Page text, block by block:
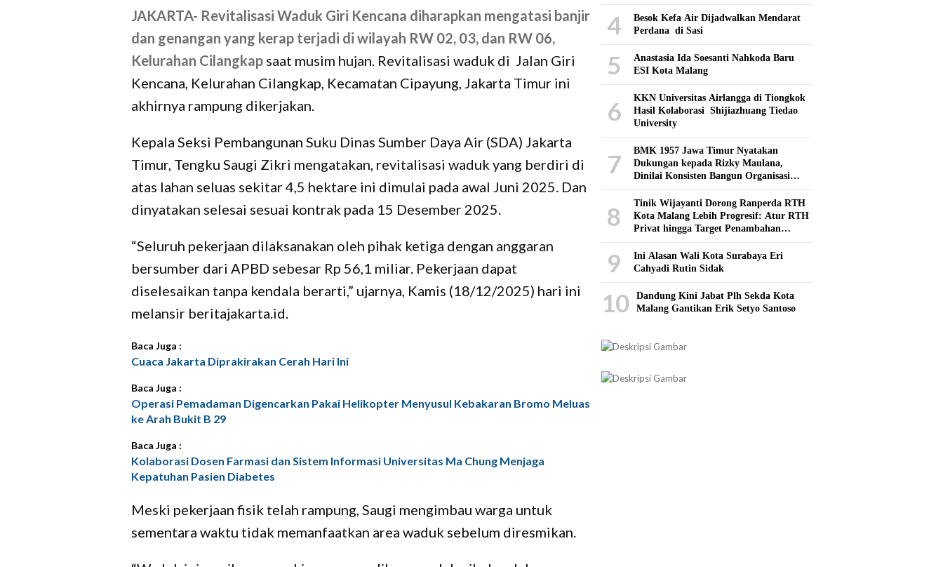
JAKARTA- Revitalisasi Waduk Giri Kencana diharapkan mengatasi banjir
dan genangan yang kerap terjadi di wilayah RW 02, 03, dan RW 06,
Kelurahan Cilangkap saat musim hujan. Revitalisasi waduk di Jalan Giri
Kencana, Kelurahan Cilangkap, Kecamatan Cipayung, Jakarta Timur ini
akhirnya rampung dikerjakan.
Kepala Seksi Pembangunan Suku Dinas Sumber Daya Air (SDA) Jakarta
Timur, Tengku Saugi Zikri mengatakan, revitalisasi waduk yang berdiri di
atas lahan seluas sekitar 4,5 hektare ini dimulai pada awal Juni 2025. Dan
dinyatakan selesai sesuai kontrak pada 15 Desember 2025.
“Seluruh pekerjaan dilaksanakan oleh pihak ketiga dengan anggaran
bersumber dari APBD sebesar Rp 56,1 miliar. Pekerjaan dapat
diselesaikan tanpa kendala berarti,” ujarnya, Kamis (18/12/2025) hari ini
melansir beritajakarta.id.
Baca Juga :
Cuaca Jakarta Diprakirakan Cerah Hari Ini
Baca Juga :
Operasi Pemadaman Digencarkan Pakai Helikopter Menyusul Kebakaran Bromo Meluas
ke Arah Bukit B 29
Baca Juga :
Kolaborasi Dosen Farmasi dan Sistem Informasi Universitas Ma Chung Menjaga
Kepatuhan Pasien Diabetes
Meski pekerjaan fisik telah rampung, Saugi mengimbau warga untuk
sementara waktu tidak memanfaatkan area waduk sebelum diresmikan.
4
Besok Kefa Air Dijadwalkan Mendarat
Perdana di Sasi
5
Anastasia Ida Soesanti Nahkoda Baru
ESI Kota Malang
6
KKN Universitas Airlangga di Tiongkok
Hasil Kolaborasi ​ Shijiazhuang Tiedao
University
7
BMK 1957 Jawa Timur Nyatakan
Dukungan kepada Rizky Maulana,
Dinilai Konsisten Bangun Organisasi
Kepemudaan
8
Tinik Wijayanti Dorong Ranperda RTH
Kota Malang Lebih Progresif: Atur RTH
Privat hingga Target Penambahan
Tahunan
9
Ini Alasan Wali Kota Surabaya Eri
Cahyadi Rutin Sidak
10
Dandung Kini Jabat Plh Sekda Kota
Malang Gantikan Erik Setyo Santoso